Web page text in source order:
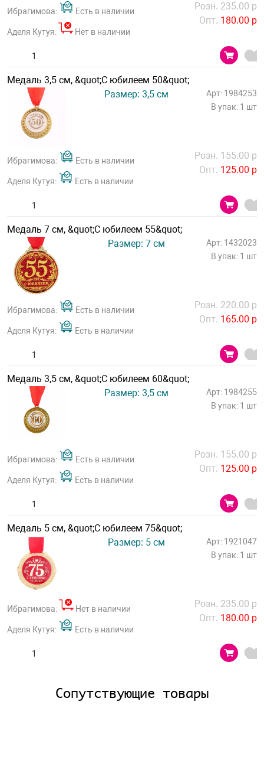
Ибрагимова: Есть в наличии
Аделя Кутуя: Нет в наличии
Розн. 235.00 р
Опт. 180.00 р
Медаль 3,5 см, &quot;С юбилеем 50&quot;
Размер: 3,5 см
Арт: 1984253
В упак: 1 шт
Ибрагимова: Есть в наличии
Аделя Кутуя: Есть в наличии
Розн. 155.00 р
Опт. 125.00 р
Медаль 7 см, &quot;С юбилеем 55&quot;
Размер: 7 см
Арт: 1432023
В упак: 1 шт
Ибрагимова: Есть в наличии
Аделя Кутуя: Есть в наличии
Розн. 220.00 р
Опт. 165.00 р
Медаль 3,5 см, &quot;С юбилеем 60&quot;
Размер: 3,5 см
Арт: 1984255
В упак: 1 шт
Ибрагимова: Есть в наличии
Аделя Кутуя: Есть в наличии
Розн. 155.00 р
Опт. 125.00 р
Медаль 5 см, &quot;С юбилеем 75&quot;
Размер: 5 см
Арт: 1921047
В упак: 1 шт
Ибрагимова: Нет в наличии
Аделя Кутуя: Есть в наличии
Розн. 235.00 р
Опт. 180.00 р
Сопутствующие товары